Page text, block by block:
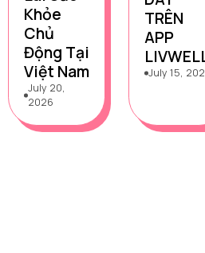
Khỏe
Chủ
Động Tại
Việt Nam
July 20,
2026
TRÊN
APP
July 15,